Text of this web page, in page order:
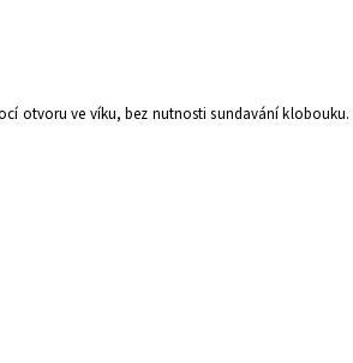
otvoru ve víku, bez nutnosti sundavání klobouku.